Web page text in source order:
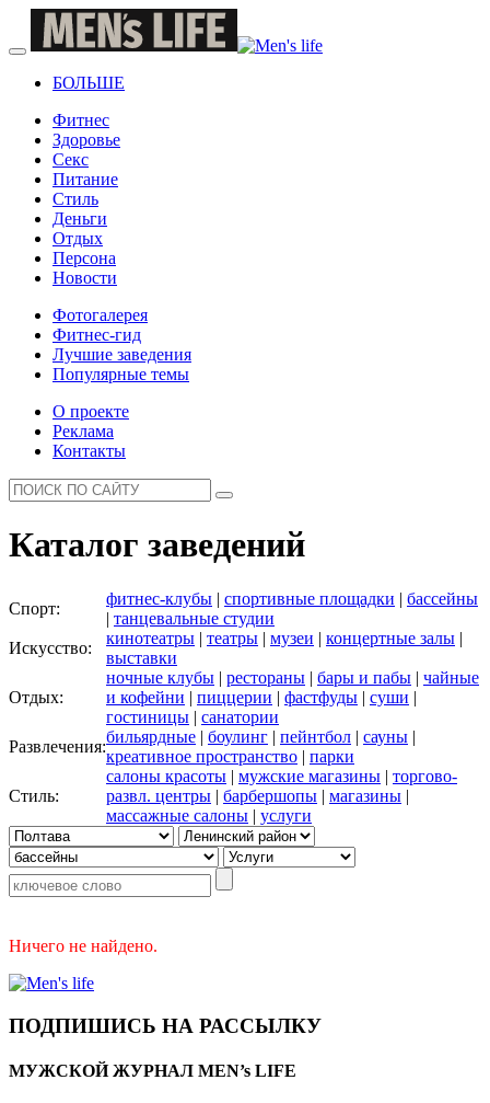
БОЛЬШЕ
Фитнес
Здоровье
Секс
Питание
Стиль
Деньги
Отдых
Персона
Новости
Фотогалерея
Фитнес-гид
Лучшие заведения
Популярные темы
О проекте
Реклама
Контакты
Каталог заведений
Спорт:
фитнес-клубы | спортивные площадки | бассейны
| танцевальные студии
Искусство:
кинотеатры | театры | музеи | концертные залы |
выставки
Отдых:
ночные клубы | рестораны | бары и пабы | чайные
и кофейни | пиццерии | фастфуды | суши |
гостиницы | санатории
Развлечения:
бильярдные | боулинг | пейнтбол | сауны |
креативное пространство | парки
Стиль:
салоны красоты | мужские магазины | торгово-
развл. центры | барбершопы | магазины |
массажные салоны | услуги
Ничего не найдено.
ПОДПИШИСЬ НА РАССЫЛКУ
МУЖСКОЙ ЖУРНАЛ MEN’s LIFE